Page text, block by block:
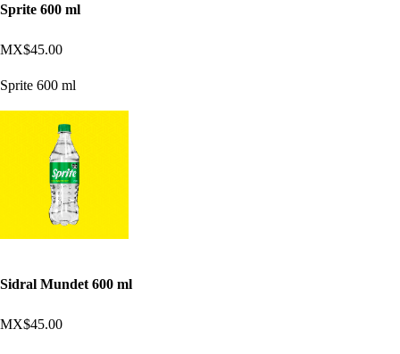
Sprite 600 ml
MX$45.00
Sprite 600 ml
Sidral Mundet 600 ml
MX$45.00